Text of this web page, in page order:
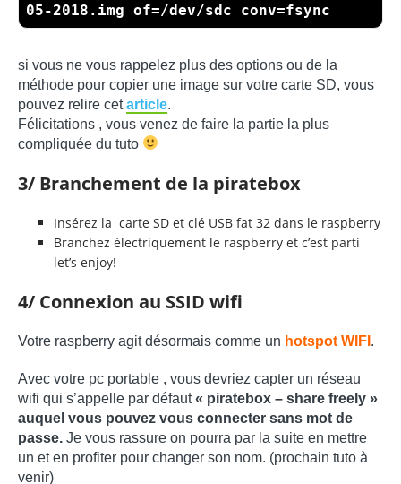
05-2018.img of=/dev/sdc conv=fsync
si vous ne vous rappelez plus des options ou de la
méthode pour copier une image sur votre carte SD, vous
pouvez relire cetarticle.
Félicitations , vous venez de faire la partie la plus
compliquée du tuto
3/ Branchement de la piratebox
Insérez la carte SD et clé USB fat 32 dans le raspberry
Branchez électriquement le raspberry et c’est parti
let’s enjoy!
4/ Connexion au SSID wifi
Votre raspberry agit désormais comme un hotspot WIFI .
Avec votre pc portable , vous devriez capter un réseau
wifi qui s’appelle par défaut« piratebox – share freely »
auquel vous pouvez vous connecter sans mot de
passe. Je vous rassure on pourra par la suite en mettre
un et en profiter pour changer son nom. (prochain tuto à
venir)